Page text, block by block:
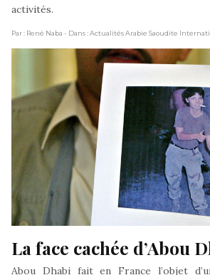
activités.
Par : René Naba - Dans : Actualités Arabie Saoudite
La face cachée d’Abou
Abou Dhabi fait en France l’objet